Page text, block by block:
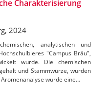
Charakterisierung
2024
analytischen und
"Campus Bräu",
wurde. Die chemischen
und Stammwürze, wurden
wurde eine…